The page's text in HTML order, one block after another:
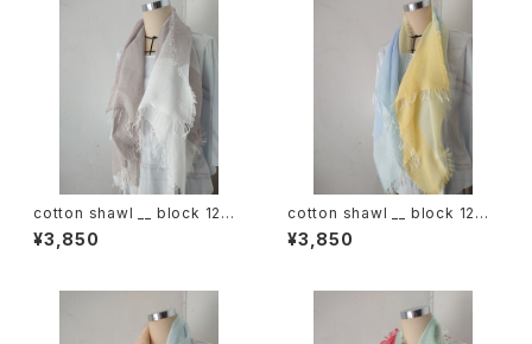
cotton shawl __ block 120
白木蓮w
¥3,850
cotton shawl __ block 120
天泣w
¥3,850